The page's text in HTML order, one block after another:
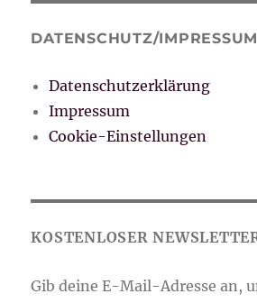
DATENSCHUTZ/IMPRESSUM
Datenschutzerklärung
Impressum
Cookie-Einstellungen